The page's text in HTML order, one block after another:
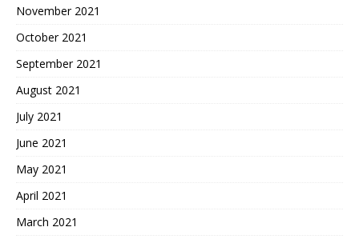
November 2021
October 2021
September 2021
August 2021
July 2021
June 2021
May 2021
April 2021
March 2021